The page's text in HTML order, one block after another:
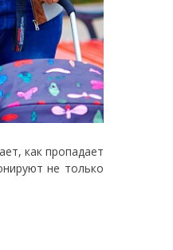
как пропадает
не только